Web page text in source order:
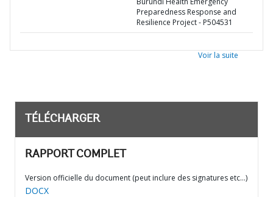
Preparedness Response and
Resilience Project - P504531
Voir la suite
TÉLÉCHARGER
RAPPORT COMPLET
Version officielle du document (peut inclure des signatures etc…)
DOCX